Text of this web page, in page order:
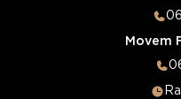
Movem